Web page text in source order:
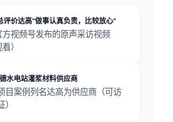
评价达高“做事认真负责，比较放心”
视频号发布的原声采访视频
）
水电站灌浆材料供应商
目案例列名达高为供应商（可访